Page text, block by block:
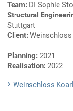
Team: DI Sophie
Structural
Stuttgart
Client: Weinschloss
Planning: 2021
Realisation: 2022
Weinschloss